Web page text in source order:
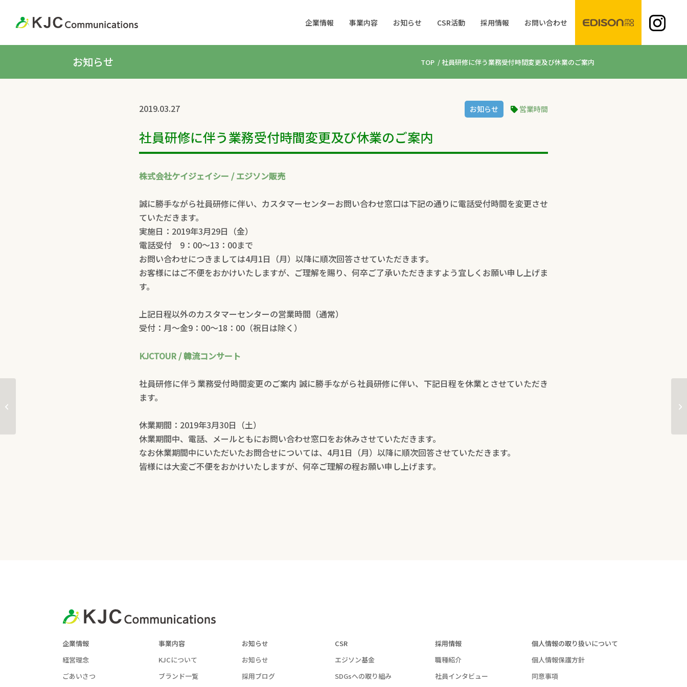
企業情報 事業内容 お知らせ CSR活動 採用情報 お問い合わせ
お知らせ TOP /社員研修に伴う業務受付時間変更及び休業のご案内
2019.03.27 お知らせ 営業時間
社員研修に伴う業務受付時間変更及び休業のご案内
株式会社ケイジェイシー / エジソン販売
誠に勝手ながら社員研修に伴い、カスタマーセンターお問い合わせ窓口は下記の通りに電話受付時間を変更させ
ていただきます。
実施日：2019年3月29日（金）
電話受付 9：00～13：00まで
お問い合わせにつきましては4月1日（月）以降に順次回答させていただきます。
お客様にはご不便をおかけいたしますが、ご理解を賜り、何卒ご了承いただきますよう宜しくお願い申し上げま
す。
上記日程以外のカスタマーセンターの営業時間（通常）
受付：月～金9：00～18：00（祝日は除く）
KJCTOUR / 韓流コンサート
社員研修に伴う業務受付時間変更のご案内 誠に勝手ながら社員研修に伴い、下記日程を休業とさせていただき
ます。
休業期間：2019年3月30日（土）
休業期間中、電話、メールともにお問い合わせ窓口をお休みさせていただきます。
なお休業期間中にいただいたお問合せについては、4月1日（月）以降に順次回答させていただきます。
皆様には大変ご不便をおかけいたしますが、何卒ご理解の程お願い申し上げます。
企業情報
経営理念
ごあいさつ
事業内容
KJCについて
ブランド一覧
お知らせ
お知らせ
採用ブログ
CSR
エジソン基金
SDGsへの取り組み
採用情報
職種紹介
社員インタビュー
個人情報の取り扱いについて
個人情報保護方針
同意事項